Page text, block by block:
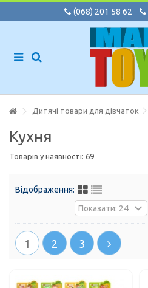
(068) 201 58 62
Дитячі товари для дівчаток
Кухня
Товарів у наявності: 69
Відображення:
1 2 3